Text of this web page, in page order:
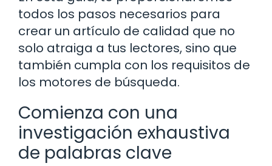
todos los pasos necesarios para
crear un artículo de calidad que no
solo atraiga a tus lectores, sino que
también cumpla con los requisitos de
los motores de búsqueda.
Comienza con una
investigación exhaustiva
de palabras clave